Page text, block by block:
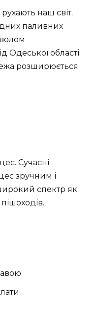
наш світ.
паливних
Одеської області
розширюється
Сучасні
зручним і
спектр як
пішоходів.